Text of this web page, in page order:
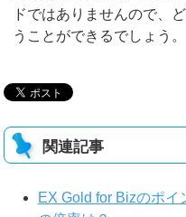
ドではありませんので、
うことができるでしょう。
関連記事
EX Gold for Bizのポ